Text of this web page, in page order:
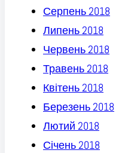
Серпень 2018
Липень 2018
Червень 2018
Травень 2018
Квітень 2018
Березень 2018
Лютий 2018
Січень 2018